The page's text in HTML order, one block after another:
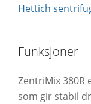
Hettich
Funksjoner
ZentriMix 380R
som gir stabil